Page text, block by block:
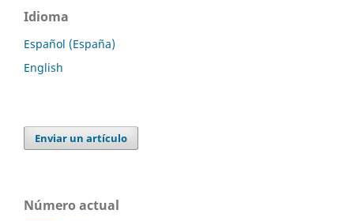
Idioma
Español (España)
English
Enviar un artículo
Número actual